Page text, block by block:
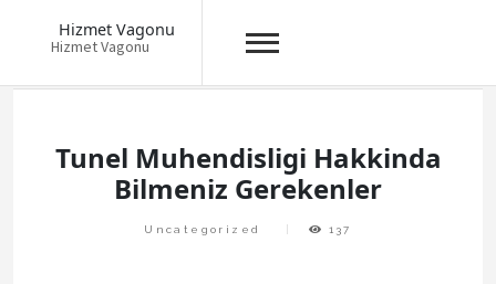
Hizmet Vagonu
Hizmet Vagonu
Tunel Muhendisligi Hakkinda
Bilmeniz Gerekenler
Uncategorized 137